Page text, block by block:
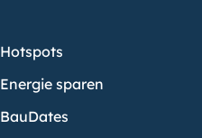
Hotspots
Energie sparen
BauDates